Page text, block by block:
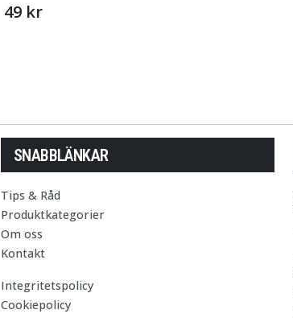
49 kr
SNABBLÄNKAR
Tips & Råd
Produktkategorier
Om oss
Kontakt
Integritetspolicy
Cookiepolicy